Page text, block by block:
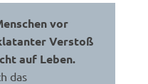
vor
Verstoß
auf Leben.
das